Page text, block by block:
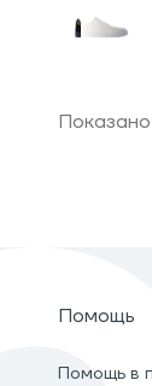
Показано
Помощь
Помощь в